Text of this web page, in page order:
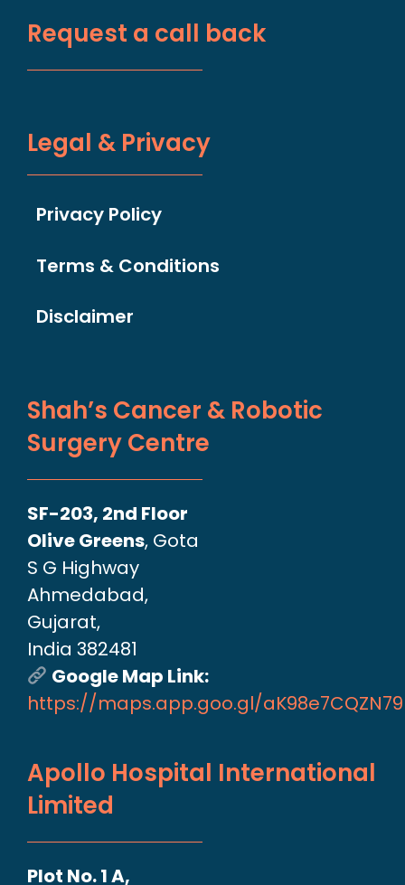
Request a call back
Legal & Privacy
Privacy Policy
Terms & Conditions
Disclaimer
Shah’s Cancer & Robotic
Surgery Centre
SF-203, 2nd Floor
Olive Greens, Gota
S G Highway
Ahmedabad,
Gujarat,
India 382481
Google Map Link:
https://maps.app.goo.gl/
Apollo Hospital International
Limited
Plot No. 1 A,